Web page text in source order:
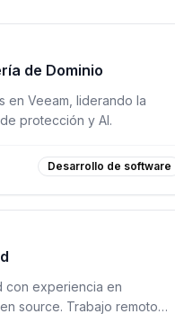
de Dominio
en Veeam, liderando la
protección y AI.
Desarrollo de software
con experiencia en
source. Trabajo remoto